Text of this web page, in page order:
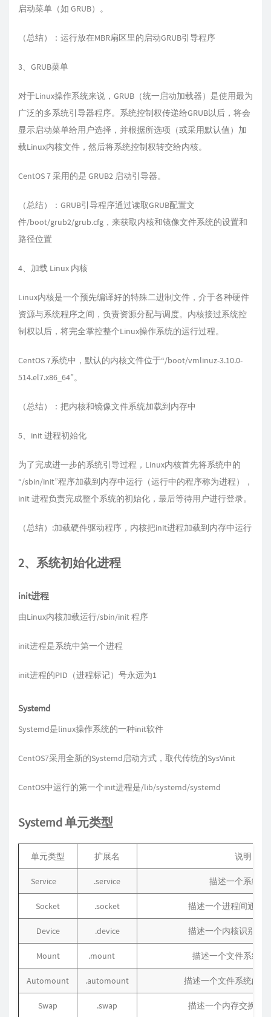
启动菜单（如 GRUB）。
（总结）：运行放在MBR扇区里的启动GRUB引导程序
3、GRUB菜单
对于Linux操作系统来说，GRUB（统一启动加载器）是使用最为
广泛的多系统引导器程序。系统控制权传递给GRUB以后，将会
显示启动菜单给用户选择，并根据所选项（或采用默认值）加
载Linux内核文件，然后将系统控制权转交给内核。
CentOS 7 采用的是 GRUB2 启动引导器。
（总结）：GRUB引导程序通过读取GRUB配置文
件/boot/grub2/grub.cfg，来获取内核和镜像文件系统的设置和
路径位置
4、加载 Linux 内核
Linux内核是一个预先编译好的特殊二进制文件，介于各种硬件
资源与系统程序之间，负责资源分配与调度。内核接过系统控
制权以后，将完全掌控整个Linux操作系统的运行过程。
CentOS 7系统中，默认的内核文件位于“/boot/vmlinuz-3.10.0-
514.el7.x86_64”。
（总结）：把内核和镜像文件系统加载到内存中
5、init 进程初始化
为了完成进一步的系统引导过程，Linux内核首先将系统中的
“/sbin/init”程序加载到内存中运行（运行中的程序称为进程），
init 进程负责完成整个系统的初始化，最后等待用户进行登录。
（总结）:加载硬件驱动程序，内核把init进程加载到内存中运行
2、系统初始化进程
init进程
由Linux内核加载运行/sbin/init 程序
init进程是系统中第一个进程
init进程的PID（进程标记）号永远为1
Systemd
Systemd是linux操作系统的一种init软件
CentOS7采用全新的Systemd启动方式，取代传统的SysVinit
CentOS中运行的第一个init进程是/lib/systemd/systemd
Systemd 单元类型
单元类型 扩展名 说明
Service .service 描述一个系统服
Socket .socket 描述一个进程间通信
Device .device 描述一个内核识别的
Mount .mount 描述一个文件系统的
Automount .automount 描述一个文件系统的自
Swap .swap 描述一个内存交换设